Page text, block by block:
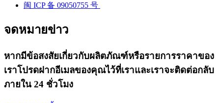
闽 ICP 备 09050755 号
จดหมายข่าว
หากมีข้อสงสัยเกี่ยวกับผลิตภัณฑ์หรือรายการราคาของ
เราโปรดฝากอีเมลของคุณไว้ที่เราและเราจะติดต่อกลับ
ภายใน 24 ชั่วโมง